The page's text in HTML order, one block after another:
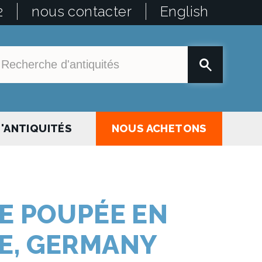
nous contacter English
NOUS ACHETONS
POUPÉE EN
GERMANY